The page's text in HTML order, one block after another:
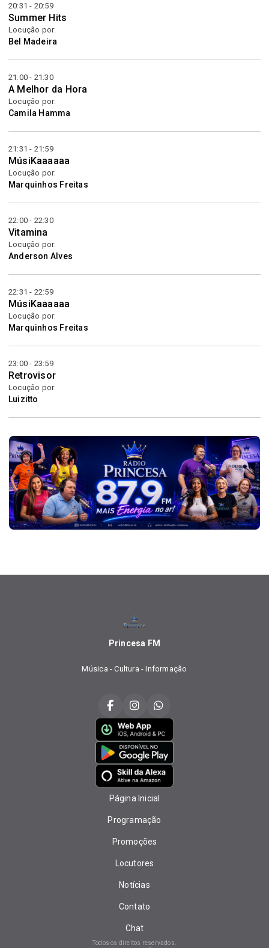
20:31 - 20:59
Summer Hits
Locução por:
Bel Madeira
21:00 - 21:30
A Melhor da Hora
Locução por:
Camila Hamma
21:31 - 21:59
MúsiKaaaaaa
Locução por:
Marquinhos Freitas
22:00 - 22:30
Vitamina
Locução por:
Anderson Alves
22:31 - 22:59
MúsiKaaaaaa
Locução por:
Marquinhos Freitas
23:00 - 23:59
Retrovisor
Locução por:
Luizitto
Princesa FM
Música - Cultura - Informação
Página Inicial
Programação
Promoções
Locutores
Notícias
Contato
Chat
Todos os direitos reservados.